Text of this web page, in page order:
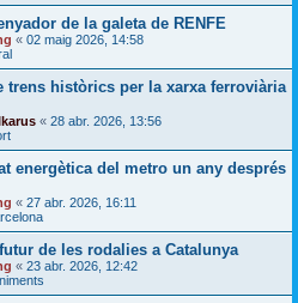
de la galeta de RENFE
« 02 maig 2026, 14:58
trens històrics per la xarxa ferroviària
« 28 abr. 2026, 13:56
energètica del metro un any després
« 27 abr. 2026, 16:11
de les rodalies a Catalunya
« 23 abr. 2026, 12:42